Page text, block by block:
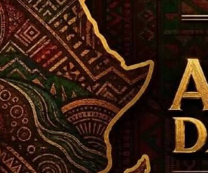
ወደ
እየሰራ ነው
ኢትዮጵያ
መልኩ
August
ኔትዎርክ አመራሮች እና
ፌስቲቫል በቴሌቪዥን ዘርፍ